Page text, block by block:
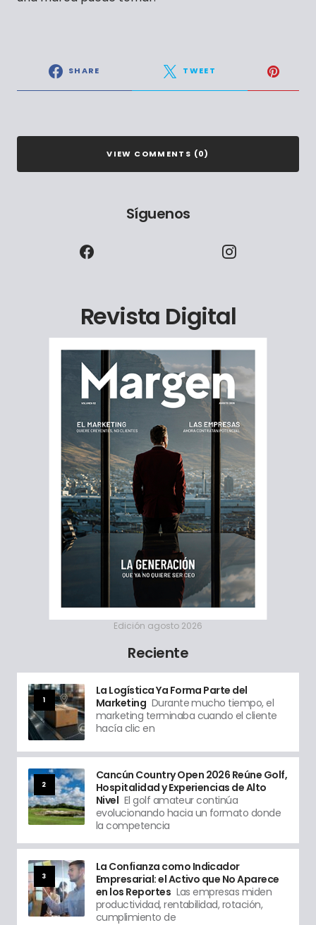
SHARE TWEET
VIEW COMMENTS (0)
Síguenos
Revista Digital
Edición agosto 2026
Reciente
1
La Logística Ya Forma Parte del
Marketing Durante mucho tiempo, el
marketing terminaba cuando el cliente
hacía clic en
2
Cancún Country Open 2026 Reúne Golf,
Hospitalidad y Experiencias de Alto
Nivel El golf amateur continúa
evolucionando hacia un formato donde
la competencia
3
La Confianza como Indicador
Empresarial: el Activo que No Aparece
en los Reportes Las empresas miden
productividad, rentabilidad, rotación,
cumplimiento de